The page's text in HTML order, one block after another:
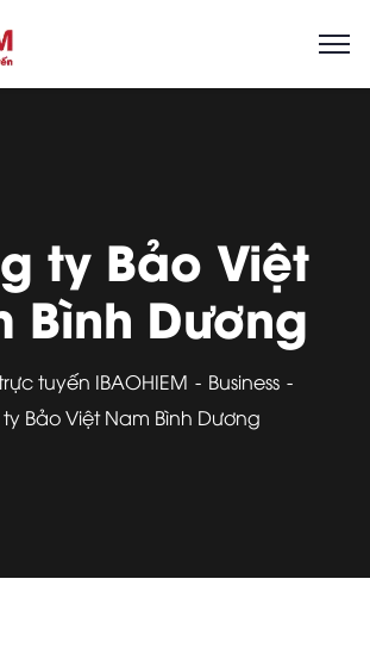
ty Bảo Việt
Bình Dương
tuyến IBAOHIEM
Business
Bảo Việt Nam Bình Dương